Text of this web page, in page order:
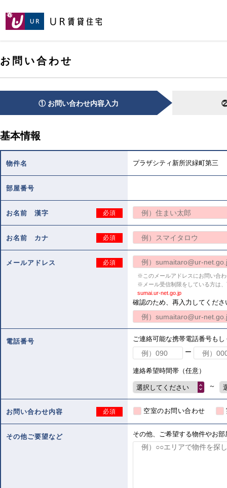
[こ
ヘ
ッ
ダ
お問い合わせ
[こ
か
文
す。]
か
イ
コ
ツ
す。]
① お問い合わせ内容入力 ②
基本情報
物件名 プラザシティ新所沢緑町第三
部屋番号
お名前 漢字 必須
お名前 カナ 必須
メールアドレス 必須
※このメールアドレスにお問い合
※メール受信制限をしている方は
sumai.ur-net.go.jp
確認のため、再入力してくださ
電話番号
ご連絡可能な携帯電話番号も
ー
連絡希望時間帯（任意）
選択してください ～
お問い合わせ内容 必須 空室のお問い合わせ
その他ご要望など その他、ご希望する物件やお
ペ
先
頭
へ